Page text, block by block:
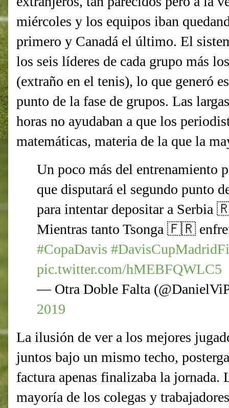
miércoles y los equipos iban
primero y Canadá el último. El
los seis líderes de cada grupo más
(extraño en el tenis), lo que generó
punto de la fase de grupos. Las
horas no ayudaban a que los
matemáticas, materia de la que la
Un poco más del
que disputará el segundo punto
para intentar depositar a Serbia
Mientras tanto Tsonga 🇫🇷
#CopaDavis
pic.twitter.com/hMEBFQWLC5
— Otra Doble Falta
2019
La ilusión de ver a los mejores
juntos bajo un mismo techo,
factura apenas finalizaba la jornada.
mayoría de los colegas y